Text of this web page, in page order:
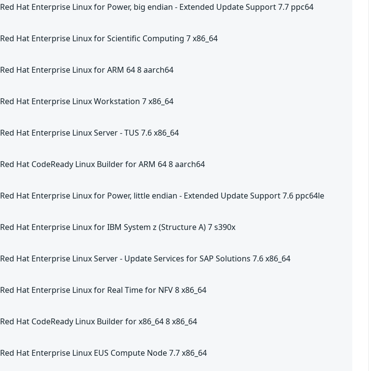
Red Hat Enterprise Linux for Power, big endian - Extended Update Support 7.7 ppc64
Red Hat Enterprise Linux for Scientific Computing 7 x86_64
Red Hat Enterprise Linux for ARM 64 8 aarch64
Red Hat Enterprise Linux Workstation 7 x86_64
Red Hat Enterprise Linux Server - TUS 7.6 x86_64
Red Hat CodeReady Linux Builder for ARM 64 8 aarch64
Red Hat Enterprise Linux for Power, little endian - Extended Update Support 7.6 ppc64le
Red Hat Enterprise Linux for IBM System z (Structure A) 7 s390x
Red Hat Enterprise Linux Server - Update Services for SAP Solutions 7.6 x86_64
Red Hat Enterprise Linux for Real Time for NFV 8 x86_64
Red Hat CodeReady Linux Builder for x86_64 8 x86_64
Red Hat Enterprise Linux EUS Compute Node 7.7 x86_64